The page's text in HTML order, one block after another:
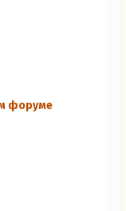
форуме